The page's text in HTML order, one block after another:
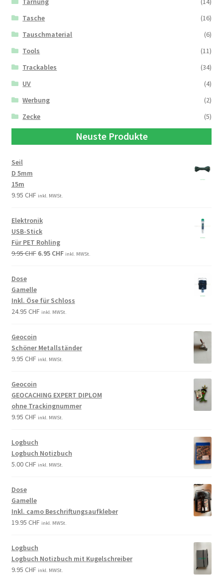
Tasche
(16)
Tauschmaterial
(6)
Tools
(11)
Trackables
(34)
UV
(4)
Werbung
(2)
Zecke
(5)
Neuste Produkte
Seil
D 5mm
15m
9.95 CHF inkl. MWSt.
Elektronik
USB-Stick
Für PET Rohling
9.95CHF 6.95 CHF inkl. MWSt.
Dose
Gamelle
Inkl. Öse für Schloss
24.95 CHF inkl. MWSt.
Geocoin
Schöner Metallständer
9.95 CHF inkl. MWSt.
Geocoin
GEOCACHING EXPERT DIPLOM
ohne Trackingnummer
9.95 CHF inkl. MWSt.
Logbuch
Logbuch Notizbuch
5.00CHF inkl. MWSt.
Dose
Gamelle
Inkl. camo Beschriftungsaufkleber
19.95 CHF inkl. MWSt.
Logbuch
Logbuch Notizbuch mit Kugelschreiber
9.95 CHF inkl. MWSt.